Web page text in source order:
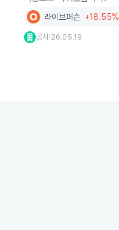
라이브퍼슨 +18.55%
공시 26.05.19